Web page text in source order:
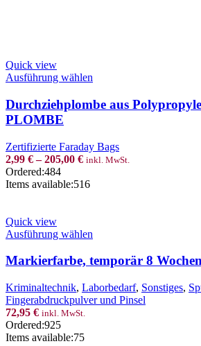
Quick view
Ausführung wählen
has
multiple
options
may
page
Durchziehplombe aus
PLOMBE
Zertifizierte Faraday Bags
2,99 €–205,00 € inkl. MwSt.
Ordered:484
Items available:516
Quick view
Ausführung wählen
has
multiple
variants.
The
options
Markierfarbe, temporär 8
Kriminaltechnik, Laborbedarf, Sonstiges,
Fingerabdruckpulver und Pinsel
72,95 € inkl. MwSt.
Ordered:925
Items available:75